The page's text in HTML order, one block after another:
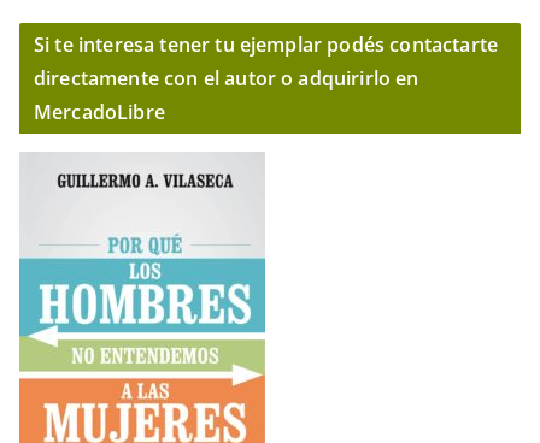
Si te interesa tener tu ejemplar podés contactarte
directamente con el autor o adquirirlo en
MercadoLibre